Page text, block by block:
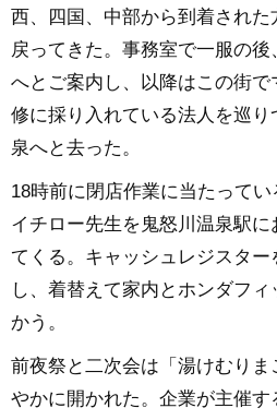
西、四国、中部から到着され
戻ってきた。事務室で一服の
へとご案内し、以降はこの街
修に採り入れている法人を巡
泉へと去った。
18時前に閉店作業に当たって
イチロー先生を鬼怒川温泉駅
てくる。キャッシュレジスタ
し、着替えて家内とホンダフ
かう。
前夜祭と二次会は「湯けむり
やかに開かれた。企業が主催